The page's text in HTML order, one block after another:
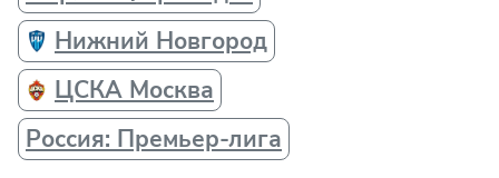
Нижний Новгород
ЦСКА Москва
Россия: Премьер-лига